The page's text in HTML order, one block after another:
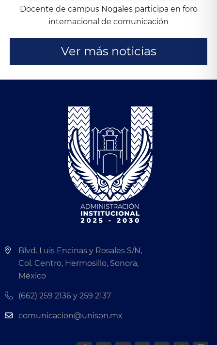
Docente de campus Nogales participa en foro
internacional de comunicación
Ver más noticias
Blvd. Luis Encinas y Rosales S/N,
Col. Centro, Hermosillo, Sonora,
México
(662) 259 2136 y 259 2137
comunicacion@unison.mx